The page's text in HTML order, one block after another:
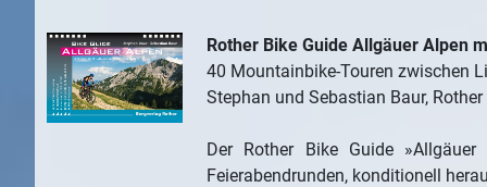
Rother Bike Guide Allgäuer Alpen
40 Mountainbike-Touren zwischen
Stephan und Sebastian Baur,
Der Rother Bike Guide
Feierabendrunden, konditionell